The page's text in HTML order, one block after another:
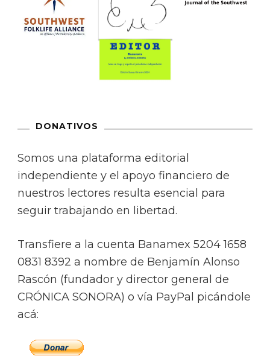
DONATIVOS
Somos una plataforma editorial
independiente y el apoyo financiero de
nuestros lectores resulta esencial para
seguir trabajando en libertad.
Transfiere a la cuenta Banamex 5204 1658
0831 8392 a nombre de Benjamín Alonso
Rascón (fundador y director general de
CRÓNICA SONORA) o vía PayPal picándole
acá: